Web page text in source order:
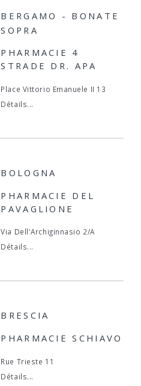
BERGAMO - BONATE
SOPRA
PHARMACIE 4
STRADE DR. APA
Place Vittorio Emanuele II 13
Détails...
BOLOGNA
PHARMACIE DEL
PAVAGLIONE
Via Dell'Archiginnasio 2/A
Détails...
BRESCIA
PHARMACIE SCHIAVO
Rue Trieste 11
Détails...